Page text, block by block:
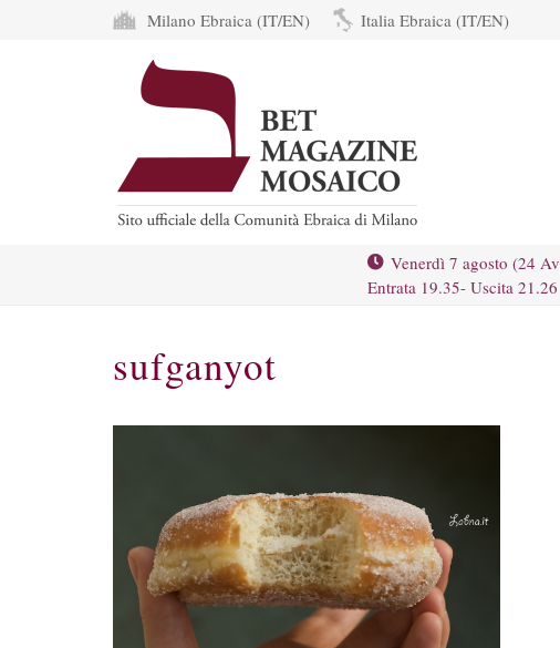
Milano Ebraica (IT/EN) Italia Ebraica (IT/EN)
Venerdì 7 agosto (24
Entrata 19.35- Uscita 21.26
sufganyot